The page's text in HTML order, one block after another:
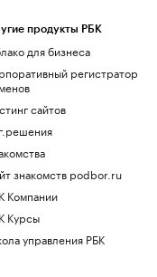
продукты РБК
для бизнеса
регистратор
сайтов
знакомств podbor.ru
Компании
Курсы
управления РБК